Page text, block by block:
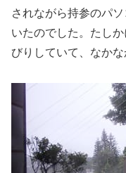
されながら持参のパ
いたのでした。たし
びりしていて、なかな